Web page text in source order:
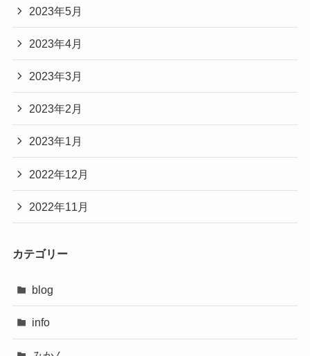
2023年5月
2023年4月
2023年3月
2023年2月
2023年1月
2022年12月
2022年11月
カテゴリー
blog
info